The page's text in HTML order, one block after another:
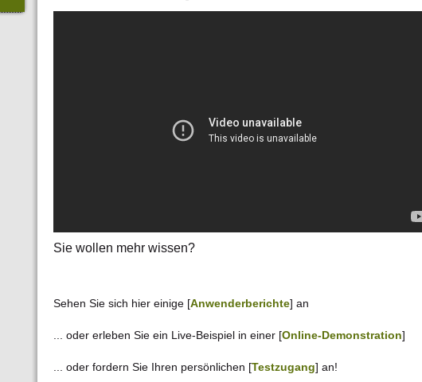
Sie wollen mehr wissen?
Sehen Sie sich hier einige [Anwenderberichte] an
... oder erleben Sie ein Live-Beispiel in einer [Online-Demonstration]
... oder fordern Sie Ihren persönlichen [Testzugang] an!